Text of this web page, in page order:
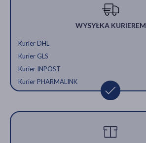
WYSYŁKA KURIEREM
Kurier DHL
Kurier GLS
Kurier INPOST
Kurier PHARMALINK